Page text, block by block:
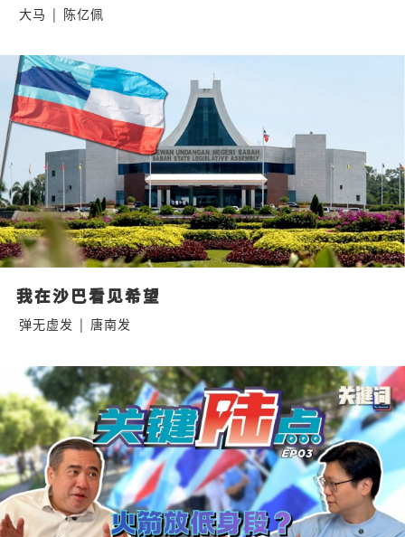
大马 | 陈亿佩
我在沙巴看见希望
弹无虚发 | 唐南发